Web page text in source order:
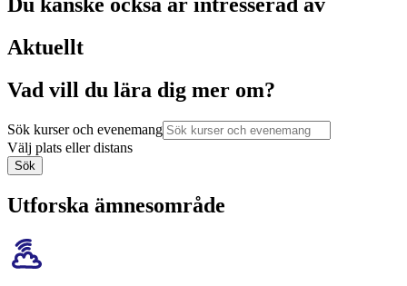
Aktuellt
Vad vill du lära dig mer om?
Sök kurser och evenemang
Välj plats eller distans
Sök
Utforska ämnesområde